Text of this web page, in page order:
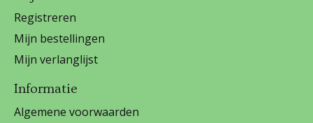
Registreren
Mijn bestellingen
Mijn verlanglijst
Informatie
Algemene voorwaarden